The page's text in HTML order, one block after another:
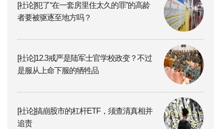
[社论]犯了“在一套房里住太久的罪”的高龄
者要被驱逐至地方吗？
[社论]12.3戒严是陆军士官学校政变？不过
是服从上命下服的牺牲品
[社论]搞崩股市的杠杆ETF，须查清真相并
追责